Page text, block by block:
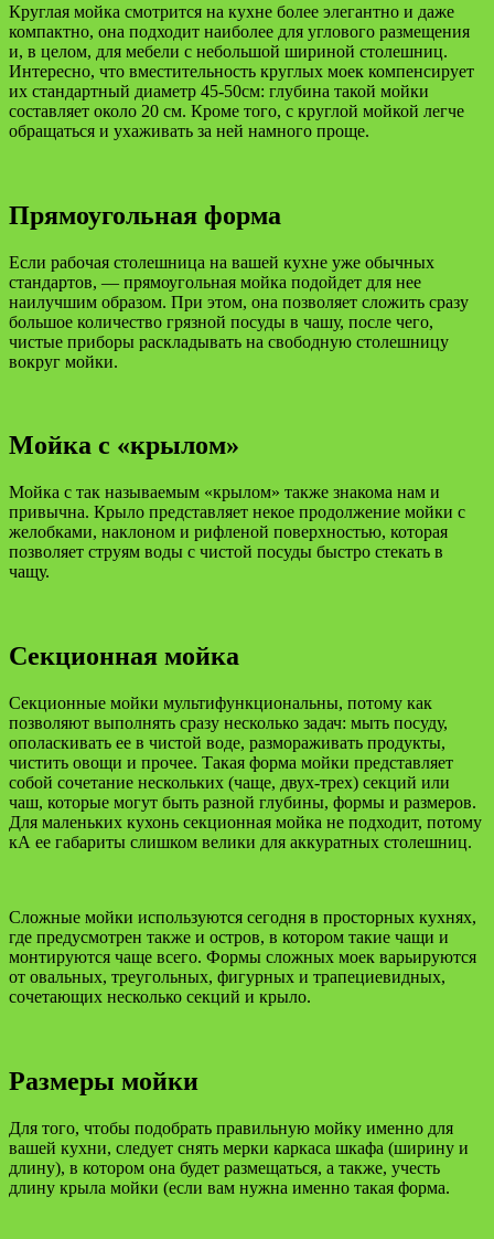
Круглая мойка смотрится на кухне более элегантно и даже
компактно, она подходит наиболее для углового размещения
и, в целом, для мебели с небольшой шириной столешниц.
Интересно, что вместительность круглых моек компенсирует
их стандартный диаметр 45-50см: глубина такой мойки
составляет около 20 см. Кроме того, с круглой мойкой легче
обращаться и ухаживать за ней намного проще.
Прямоугольная форма
Если рабочая столешница на вашей кухне уже обычных
стандартов, — прямоугольная мойка подойдет для нее
наилучшим образом. При этом, она позволяет сложить сразу
большое количество грязной посуды в чашу, после чего,
чистые приборы раскладывать на свободную столешницу
вокруг мойки.
Мойка с «крылом»
Мойка с так называемым «крылом» также знакома нам и
привычна. Крыло представляет некое продолжение мойки с
желобками, наклоном и рифленой поверхностью, которая
позволяет струям воды с чистой посуды быстро стекать в
чащу.
Секционная мойка
Секционные мойки мультифункциональны, потому как
позволяют выполнять сразу несколько задач: мыть посуду,
ополаскивать ее в чистой воде, размораживать продукты,
чистить овощи и прочее. Такая форма мойки представляет
собой сочетание нескольких (чаще, двух-трех) секций или
чаш, которые могут быть разной глубины, формы и размеров.
Для маленьких кухонь секционная мойка не подходит, потому
кА ее габариты слишком велики для аккуратных столешниц.
Сложные мойки используются сегодня в просторных кухнях,
где предусмотрен также и остров, в котором такие чащи и
монтируются чаще всего. Формы сложных моек варьируются
от овальных, треугольных, фигурных и трапециевидных,
сочетающих несколько секций и крыло.
Размеры мойки
Для того, чтобы подобрать правильную мойку именно для
вашей кухни, следует снять мерки каркаса шкафа (ширину и
длину), в котором она будет размещаться, а также, учесть
длину крыла мойки (если вам нужна именно такая форма.